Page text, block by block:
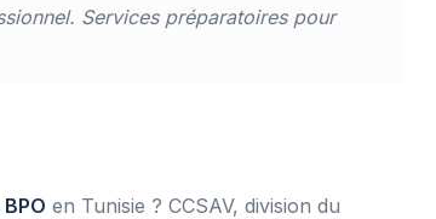
Services préparatoires pour
en Tunisie ? CCSAV, division du